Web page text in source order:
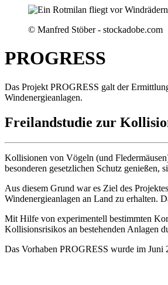
© Manfred Stöber - stockadobe.com
PROGRESS
Das Projekt PROGRESS galt der
Windenergieanlagen.
Freilandstudie zur
Kollisionen von Vögeln (und
besonderen gesetzlichen Schutz
Aus diesem Grund war es Ziel des
Windenergieanlagen an Land zu erhalten.
Mit Hilfe von experimentell bestimmten
Kollisionsrisikos an bestehenden Anlagen
Das Vorhaben PROGRESS wurde im Juni